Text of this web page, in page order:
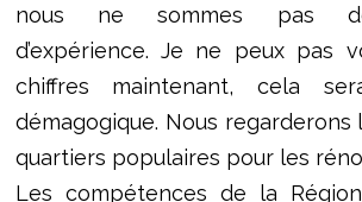
nous ne sommes pas
d’expérience. Je ne peux pas
chiffres maintenant, cela
démagogique. Nous regarderons
quartiers populaires pour les
Les compétences de la